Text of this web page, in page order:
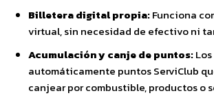
Billetera digital propia:Funciona
virtual, sin necesidad de efectivo ni
Acumulación y canje de puntos:
automáticamente puntos ServiClub
canjear por combustible, productos o